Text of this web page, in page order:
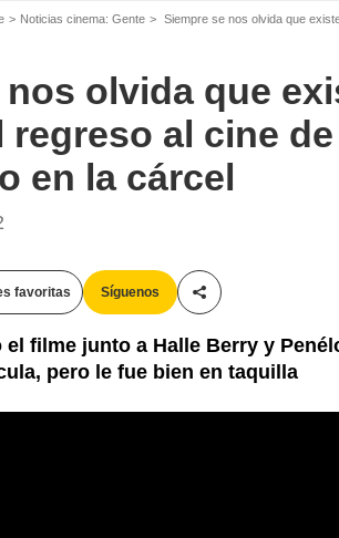
Noticias cinema: Gente Siempre se nos olvida que
nos olvida que
regreso al cine
en la cárcel
favoritas Síguenos
Compartir esta
filme junto a Halle Berry y
pero le fue bien en taquilla